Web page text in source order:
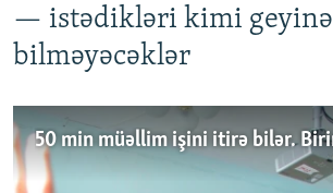
— istədikləri kimi geyinə
bilməyəcəklər